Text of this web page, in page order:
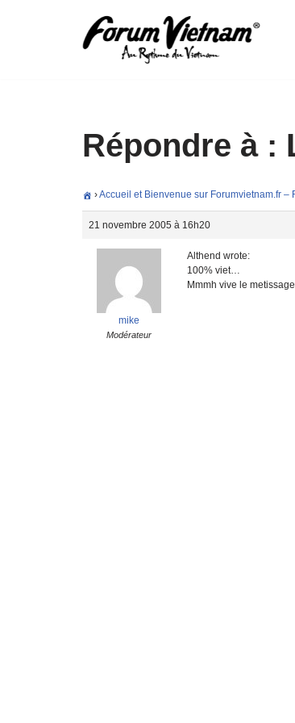
Répondre à :
›Accueil et Bienvenue sur Forumvietnam.fr –
21 novembre 2005 à 16h20
mike
Modérateur
Althend wrote:
100% viet…
Mmmh vive le